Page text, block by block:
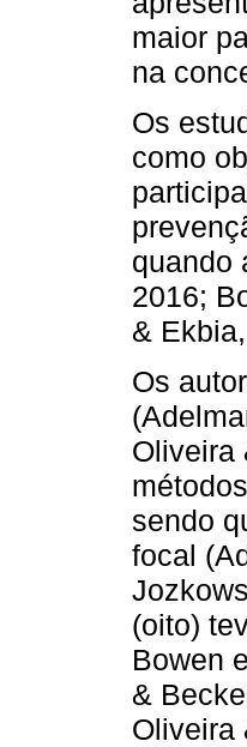
maior
na
Os
como
quando
2016;
&
Os
Oliveira
sendo
focal
(oito)
Bowen
&
Oliveira